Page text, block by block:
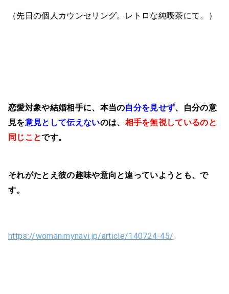
（先日の個人カウンセリング。レトロな純喫茶にて。）
恋愛対象や結婚相手に、本当の自分を見せず、自分の意
見を意見として伝えないのは、 相手を無視しているのと
同じことです。
それがたとえ彼の趣味や意向と違っていようとも、で
す。
https://woman.mynavi.jp/article/140724-45/